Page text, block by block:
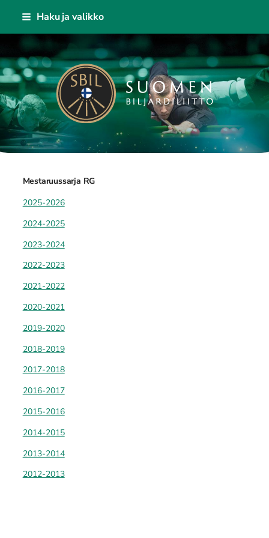
Siirry
sisältöön
Haku ja valikko
Suomen Biljardiliitto ry
Mestaruussarja RG
2025-2026
2024-2025
2023-2024
2022-2023
2021-2022
2020-2021
2019-2020
2018-2019
2017-2018
2016-2017
2015-2016
2014-2015
2013-2014
2012-2013